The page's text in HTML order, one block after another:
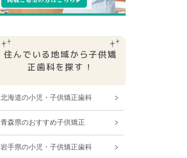
住んでいる地域から子供矯
正⻭科を探す！
北海道の小児・子供矯正歯科
青森県のおすすめ子供矯正
岩手県の小児・子供矯正歯科